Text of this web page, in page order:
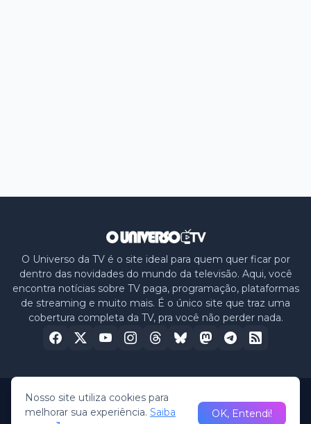
O Universo da TV é o site ideal para quem quer ficar por
dentro das novidades do mundo da televisão. Aqui, você
encontra notícias sobre TV paga, programação, plataformas
de streaming e muito mais. É o único site que traz uma
cobertura completa da TV, pra você não perder nada.
HomeSobre nósPolítica de Privacidade Contato
Nosso site utiliza cookies para
melhorar sua experiência. Saiba
OK, Entendi!